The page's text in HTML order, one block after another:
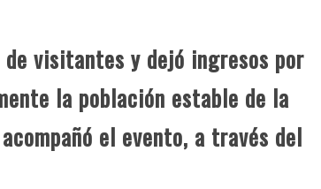
visitantes y dejó ingresos por
la población estable de la
el evento, a través del